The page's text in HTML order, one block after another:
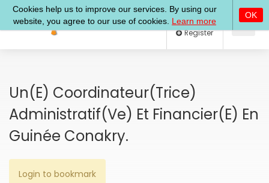
Log In
Un(e) Coordinateur(trice)
Administratif(ve) Et Financier(e) En
Guinée Conakry.
Login to bookmark